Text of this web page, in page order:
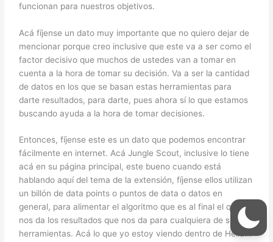
funcionan para nuestros objetivos.
Acá fíjense un dato muy importante que no quiero dejar de
mencionar porque creo inclusive que este va a ser como el
factor decisivo que muchos de ustedes van a tomar en
cuenta a la hora de tomar su decisión. Va a ser la cantidad
de datos en los que se basan estas herramientas para
darte resultados, para darte, pues ahora sí lo que estamos
buscando ayuda a la hora de tomar decisiones.
Entonces, fíjense este es un dato que podemos encontrar
fácilmente en internet. Acá Jungle Scout, inclusive lo tiene
acá en su página principal, este bueno cuando está
hablando aquí del tema de la extensión, fíjense ellos utilizan
un billón de data points o puntos de data o datos en
general, para alimentar el algoritmo que es al final el que
nos da los resultados que nos da para cualquiera de sus
herramientas. Acá lo que yo estoy viendo dentro de Helium